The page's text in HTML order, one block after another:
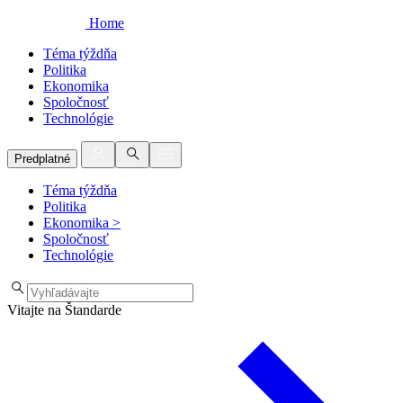
Home
Téma týždňa
Politika
Ekonomika
Spoločnosť
Technológie
Predplatné
Téma týždňa
Politika
Ekonomika >
Spoločnosť
Technológie
Vitajte na Štandarde